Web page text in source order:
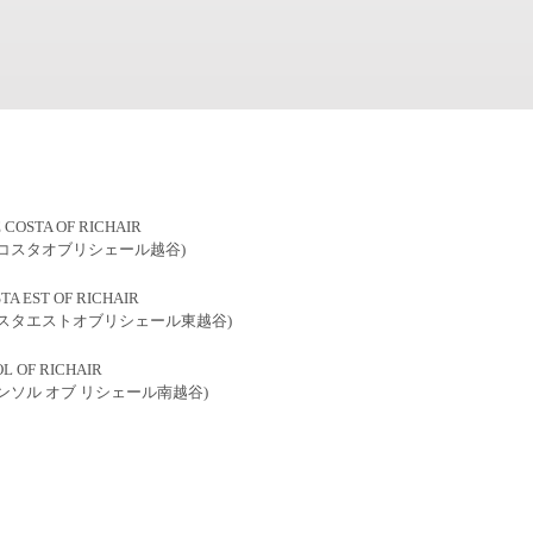
COSTA OF RICHAIR
スタオブリシェール越谷)
EST OF RICHAIR
タエストオブリシェール東越谷)
OF RICHAIR
ソル オブ リシェール南越谷)